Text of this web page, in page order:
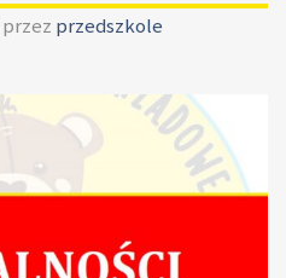
przez przedszkole